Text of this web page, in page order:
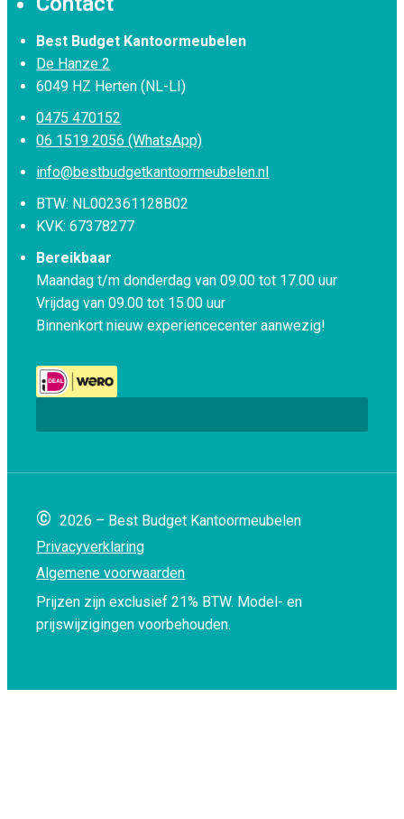
Best Budget Kantoormeubelen
De Hanze 2
6049 HZ Herten (NL-LI)
0475 470152
06 1519 2056 (WhatsApp)
info@bestbudgetkantoormeubelen.nl
BTW: NL002361128B02
KVK: 67378277
Bereikbaar
Maandag t/m donderdag van 09.00 tot 17.00 uur
Vrijdag van 09.00 tot 15.00 uur
Binnenkort nieuw experiencecenter aanwezig!
© 2026 – Best Budget Kantoormeubelen
Privacyverklaring
Algemene voorwaarden
Prijzen zijn exclusief 21% BTW. Model- en
prijswijzigingen voorbehouden.